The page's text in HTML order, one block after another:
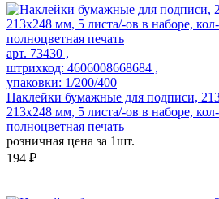
арт. 73430 ,
штрихкод: 4606008668684 ,
упаковки: 1/200/400
Наклейки бумажные для подписи,
213х248 мм, 5 листа/-ов в наборе,
полноцветная печать
розничная цена за 1шт.
194 ₽